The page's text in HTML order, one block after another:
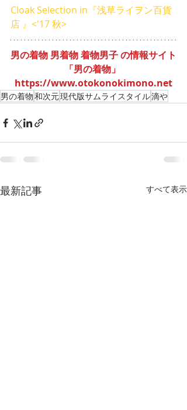
Cloak Selection in『浅草ライヲン百貨
店 』<'17 秋>
男の着物 男着物 着物男子 の情報サイト
「男の着物」
https://www.otokonokimono.net
男の着物和次元現代版サムライスタイル滴や
最新記事 すべて表示